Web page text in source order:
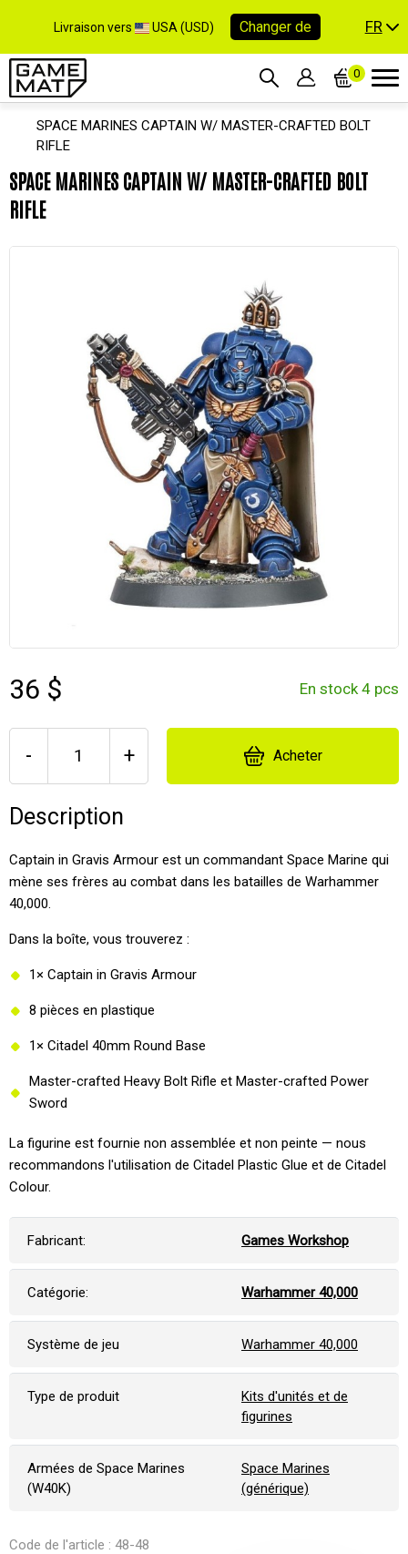
Livraison vers USA (USD) Changer de FR
0
SPACE MARINES CAPTAIN W/ MASTER-CRAFTED BOLT
RIFLE
SPACE MARINES CAPTAIN W/ MASTER-CRAFTED BOLT
RIFLE
36 $ En stock 4 pcs
- + Acheter
Description
Captain in Gravis Armour est un commandant Space Marine qui
mène ses frères au combat dans les batailles de Warhammer
40,000.
Dans la boîte, vous trouverez :
1× Captain in Gravis Armour
8 pièces en plastique
1× Citadel 40mm Round Base
Master-crafted Heavy Bolt Rifle et Master-crafted Power
Sword
La figurine est fournie non assemblée et non peinte — nous
recommandons l'utilisation de Citadel Plastic Glue et de Citadel
Colour.
Fabricant: Games Workshop
Catégorie: Warhammer 40,000
Système de jeu Warhammer 40,000
Type de produit
Kits d'unités et de
figurines
Armées de Space Marines
(W40K)
Space Marines
(générique)
Code de l'article : 48-48